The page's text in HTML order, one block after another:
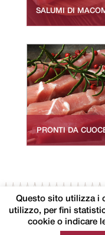
SALUMI DI
PRONTI DA
Contatti Privacy
Questo sito utilizza i
utilizzo, per fini
cookie o indicare